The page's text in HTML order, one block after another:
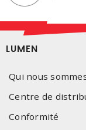
LUMEN
Qui nous
Centre de
Conformité